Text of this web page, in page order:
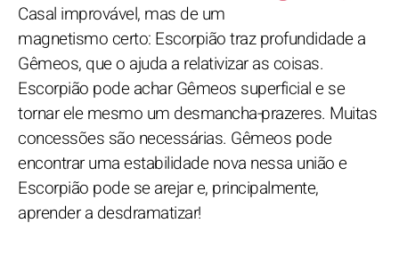
Casal improvável, mas de um
magnetismo certo: Escorpião traz profundidade a
Gêmeos, que o ajuda a relativizar as coisas.
Escorpião pode achar Gêmeos superficial e se
tornar ele mesmo um desmancha-prazeres. Muitas
concessões são necessárias. Gêmeos pode
encontrar uma estabilidade nova nessa união e
Escorpião pode se arejar e, principalmente,
aprender a desdramatizar!